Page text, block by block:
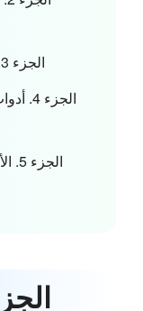
الجزء 3. أمثلة على مخطط علاقة الكيانات